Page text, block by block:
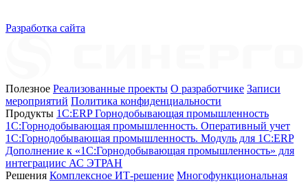
Разработка сайта
Полезное Реализованные проекты О разработчике Записи
мероприятий Политика конфиденциальности
Продукты 1C:ERP Горнодобывающая промышленность
1C:Горнодобывающая промышленность. Оперативный учет
1C:Горнодобывающая промышленность. Модуль для 1С:ERP
Дополнение к «1С:Горнодобывающая промышленность» для
интеграциис АС ЭТРАН
Решения Комплексное ИТ-решение Многофункциональная